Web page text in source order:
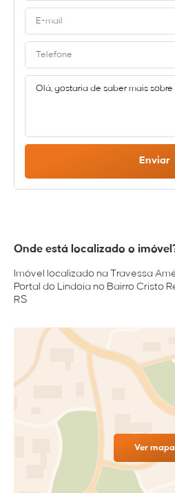
Enviar
Onde está localizado o
Imóvel localizado na Travessa
Portal do Lindoia no Bairro Cristo
RS
Ver mapa